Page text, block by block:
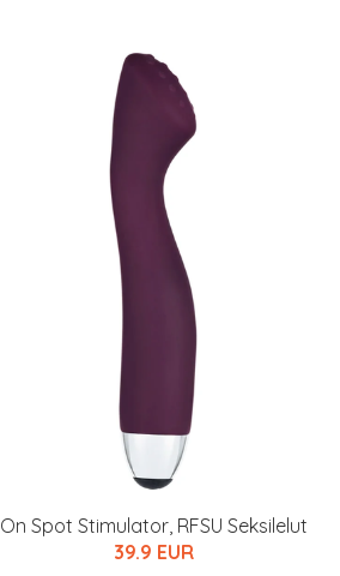
On Spot Stimulator, RFSU Seksilelut
39.9 EUR